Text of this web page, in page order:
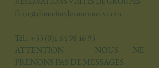
fleur@domainedecourances.com
Tél.: +33 (0)1 64 98 46 93
ATTENTION : NOUS NE
PRENONS PAS DE MESSAGES